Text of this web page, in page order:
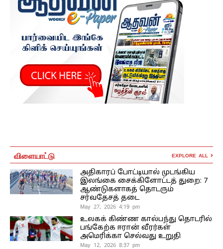
விளையாட்டு EXPLORE ALL
அதிகாரப் போட்டியால் முடங்கிய
இலங்கை சைக்கிளோட்டத் துறை: 7
ஆண்டுகளாகத் தொடரும்
சர்வதேசத் தடை
May 27, 2026 4:19 pm
உலகக் கிண்ண கால்பந்து தொடரில்
பங்கேற்க ஈரான் வீரர்கள்
அமெரிக்கா செல்வது உறுதி
May 12, 2026 8:37 pm